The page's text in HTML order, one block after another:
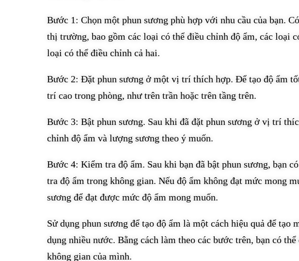
Bước 1: Chọn một phun sương phù hợp với nhu cầu của bạn.
thị trường, bao gồm các loại có thể điều chỉnh độ ẩm, các loại
loại có thể điều chỉnh cả hai.
Bước 2: Đặt phun sương ở một vị trí thích hợp. Để tạo độ ẩm
trí cao trong phòng, như trên trần hoặc trên tầng trên.
Bước 3: Bật phun sương. Sau khi đã đặt phun sương ở vị trí
chỉnh độ ẩm và lượng sương theo ý muốn.
Bước 4: Kiểm tra độ ẩm. Sau khi bạn đã bật phun sương, bạn
tra độ ẩm trong không gian. Nếu độ ẩm không đạt mức mong
sương để đạt được mức độ ẩm mong muốn.
Sử dụng phun sương để tạo độ ẩm là một cách hiệu quả để
dụng nhiều nước. Bằng cách làm theo các bước trên, bạn có
không gian của mình.